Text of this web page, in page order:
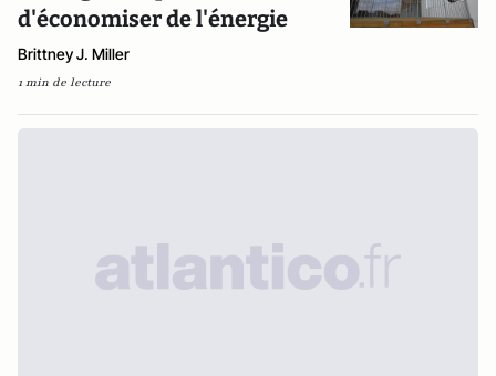
d'économiser de l'énergie
Brittney J. Miller
1 min de lecture